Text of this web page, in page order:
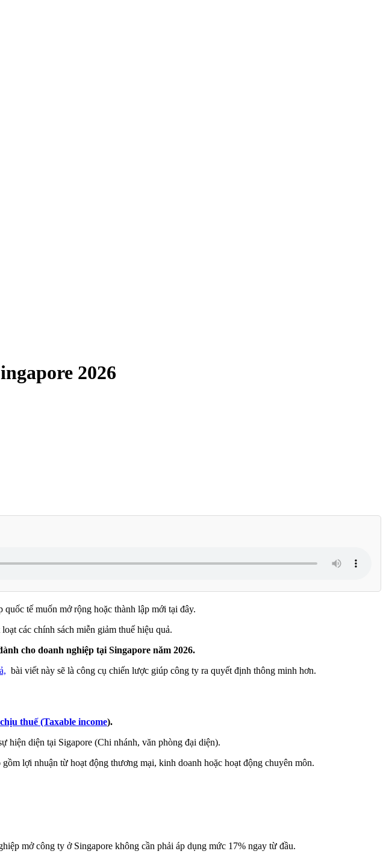
2026
tế muốn mở rộng hoặc thành lập mới tại đây.
các chính sách miễn giảm thuế hiệu quả.
cho doanh nghiệp tại Singapore năm 2026.
bài viết này sẽ là công cụ chiến lược giúp công ty ra quyết định thông minh hơn.
thuế (Taxable income).
hiện diện tại Sigapore (Chi nhánh, văn phòng đại diện).
lợi nhuận từ hoạt động thương mại, kinh doanh hoặc hoạt động chuyên môn.
mở công ty ở Singapore không cần phải áp dụng mức 17% ngay từ đầu.